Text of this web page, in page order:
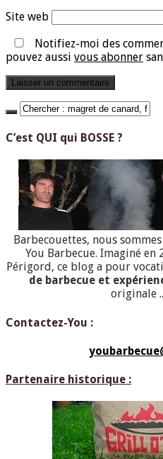
Site web
Notifiez-moi des
pouvez aussi vous abonner
C’est QUI qui BOSSE ?
Barbecouettes, nous sommes
You Barbecue. Imaginé
Périgord, ce blog a pour
de barbecue et
originale
Contactez-You :
Partenaire historique :